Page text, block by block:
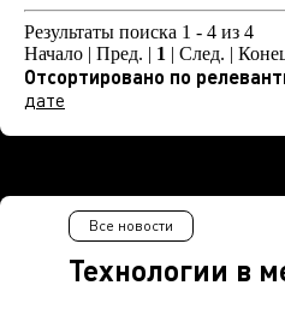
Результаты поиска 1 - 4 из 4
Начало | Пред. | 1 | След. |
Отсортировано по
дате
Технологии в
Все новости